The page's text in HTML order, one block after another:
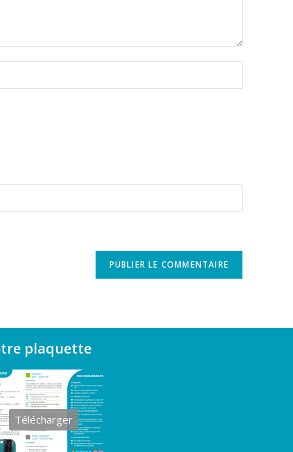
plaquette
Télécharger